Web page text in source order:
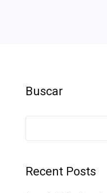
Buscar
Recent Posts